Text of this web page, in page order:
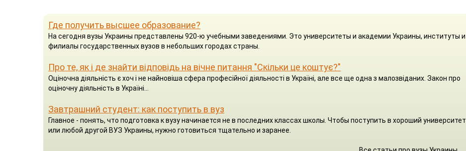
Где получить высшее образование?
На сегодня вузы Украины представлены 920-ю учебными заведениями. Это университеты и академии Украины, институты и
филиалы государственных вузов в небольших городах страны.
Про те, як і де знайти відповідь на вічне питання "Скільки це коштує?"
Оціночна діяльність є хоч і не найновіша сфера професійної діяльності в Україні, але все ще одна з малозвіданих. Закон про
оціночну діяльність в Україні...
Завтрашний студент: как поступить в вуз
Главное - понять, что подготовка к вузу начинается не в последних классах школы. Чтобы поступить в хороший университет
или любой другой ВУЗ Украины, нужно готовиться тщательно и заранее.